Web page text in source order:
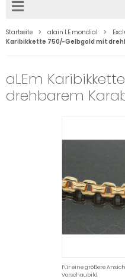
Startseite alain LE mondial
Karibikkette 750/-Gelbgold mit
aLEm
drehbarem
Für eine größere
Vorschaubild